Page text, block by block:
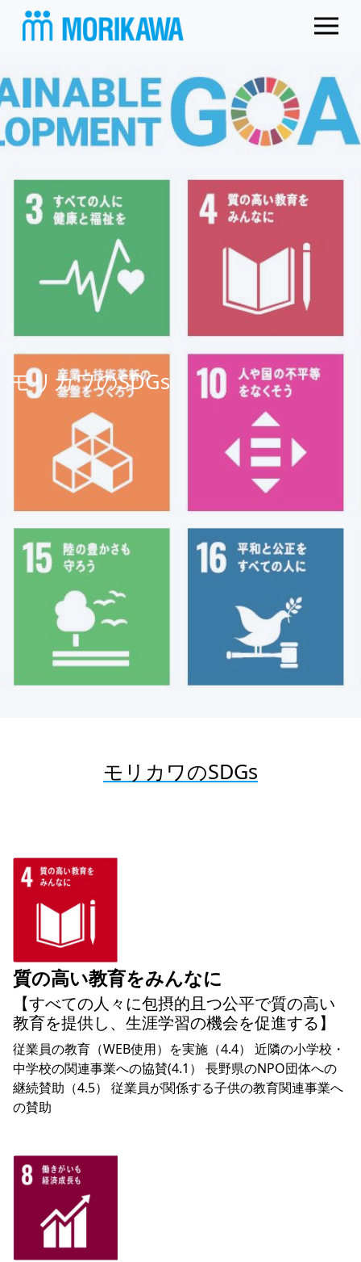
モリカワのSDGs
モリカワのSDGs
質の高い教育をみんなに
【すべての人々に包摂的且つ公平で質の高い
教育を提供し、生涯学習の機会を促進する】
従業員の教育（WEB使用）を実施（4.4） 近隣の小学校・
中学校の関連事業への協賛(4.1） 長野県のNPO団体への
継続賛助（4.5） 従業員が関係する子供の教育関連事業へ
の賛助